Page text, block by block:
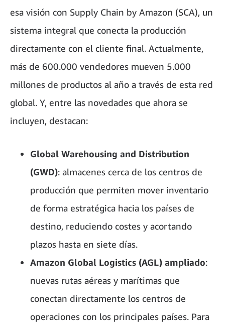
esa visión con Supply Chain by Amazon (SCA), un
sistema integral que conecta la producción
directamente con el cliente final. Actualmente,
más de 600.000 vendedores mueven 5.000
millones de productos al año a través de esta red
global. Y, entre las novedades que ahora se
incluyen, destacan:
Global Warehousing and Distribution
(GWD): almacenes cerca de los centros de
producción que permiten mover inventario
de forma estratégica hacia los países de
destino, reduciendo costes y acortando
plazos hasta en siete días.
Amazon Global Logistics (AGL) ampliado:
nuevas rutas aéreas y marítimas que
conectan directamente los centros de
operaciones con los principales países. Para